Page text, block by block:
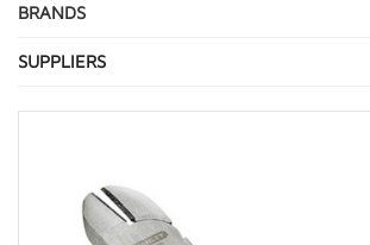
BRANDS
SUPPLIERS